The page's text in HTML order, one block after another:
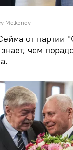
Melkonov
от партии
чем